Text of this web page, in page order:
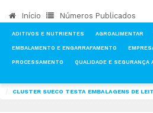
Início Números Publicados
ADITIVOS E NUTRIENTES AGROALIMENTAR
EMBALAMENTO E ENGARRAFAMENTO
PROCESSAMENTO QUALIDADE E SEGURANÇA
CLUSTER SUECO TESTA EMBALAGENS DE